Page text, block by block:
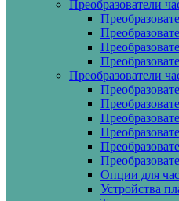
Преобразователи
Преобразователи
Опции для
Устройства